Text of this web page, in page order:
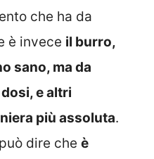
che ha da
è invece il burro,
sano, ma da
e altri
più assoluta.
dire che è